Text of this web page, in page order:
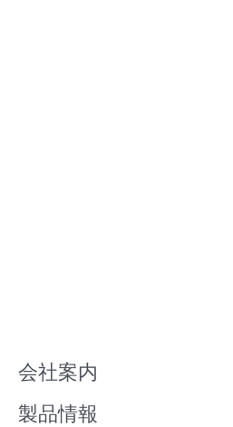
会社案内
製品情報